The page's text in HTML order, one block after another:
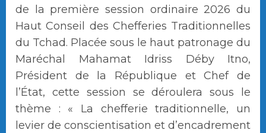
de la première session ordinaire 2026 du
Haut Conseil des Chefferies Traditionnelles
du Tchad. Placée sous le haut patronage du
Maréchal Mahamat Idriss Déby Itno,
Président de la République et Chef de
l’État, cette session se déroulera sous le
thème : « La chefferie traditionnelle, un
levier de conscientisation et d’encadrement